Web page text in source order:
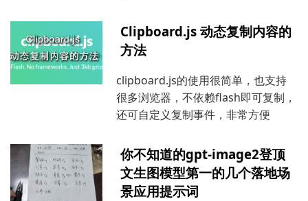
Clipboard.js 动态复制内容的
方法
clipboard.js的使用很简单，也支持
很多浏览器，不依赖flash即可复制，
还可自定义复制事件，非常方便
你不知道的gpt-image2登顶
文生图模型第一的几个落地场
景应用提示词